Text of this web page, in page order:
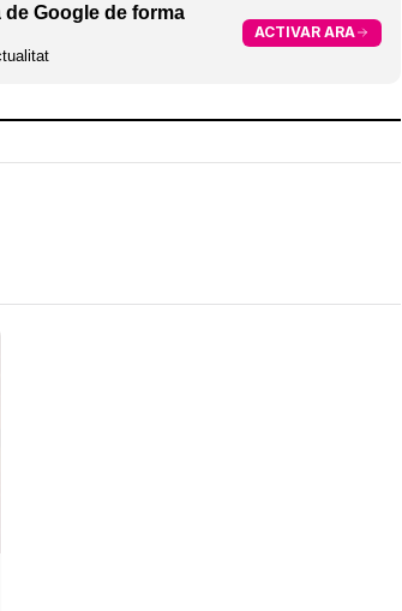
Google de forma
ACTIVAR ARA